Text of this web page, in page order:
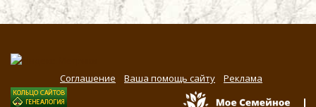
Соглашение Ваша помощь сайту Реклама